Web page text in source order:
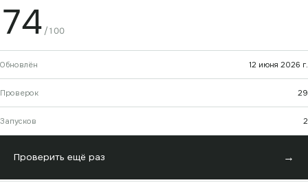
74 /100
Обновлён 12 июня 2026 г.
Проверок 29
Запусков 2
Проверить ещё раз →